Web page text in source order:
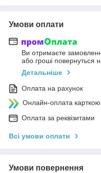
Умови оплати
Ви отримаєте
або гроші повернуться
Детальніше
Оплата на рахунок
Онлайн-оплата
Оплата за реквізитами
Всі умови оплати
Умови повернення